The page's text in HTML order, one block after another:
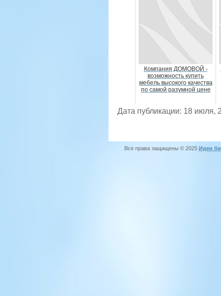
Компания ДОМОВОЙ -
возможность купить
мебель высокого качества
по самой разумной цене
Дата публикации: 18 июля,
Все права защищены © 2025 Идеи